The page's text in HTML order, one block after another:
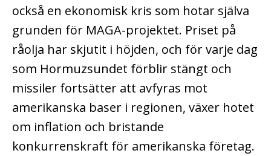
också en ekonomisk kris som hotar själva
grunden för MAGA-projektet. Priset på
råolja har skjutit i höjden, och för varje dag
som Hormuzsundet förblir stängt och
missiler fortsätter att avfyras mot
amerikanska baser i regionen, växer hotet
om inflation och bristande
konkurrenskraft för amerikanska företag.